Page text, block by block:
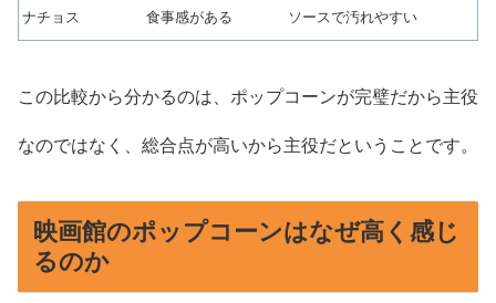
ナチョス 食事感がある ソースで汚れやすい
この比較から分かるのは、ポップコーンが完璧だから主役
なのではなく、総合点が高いから主役だということです。
映画館のポップコーンはなぜ高く感じ
るのか